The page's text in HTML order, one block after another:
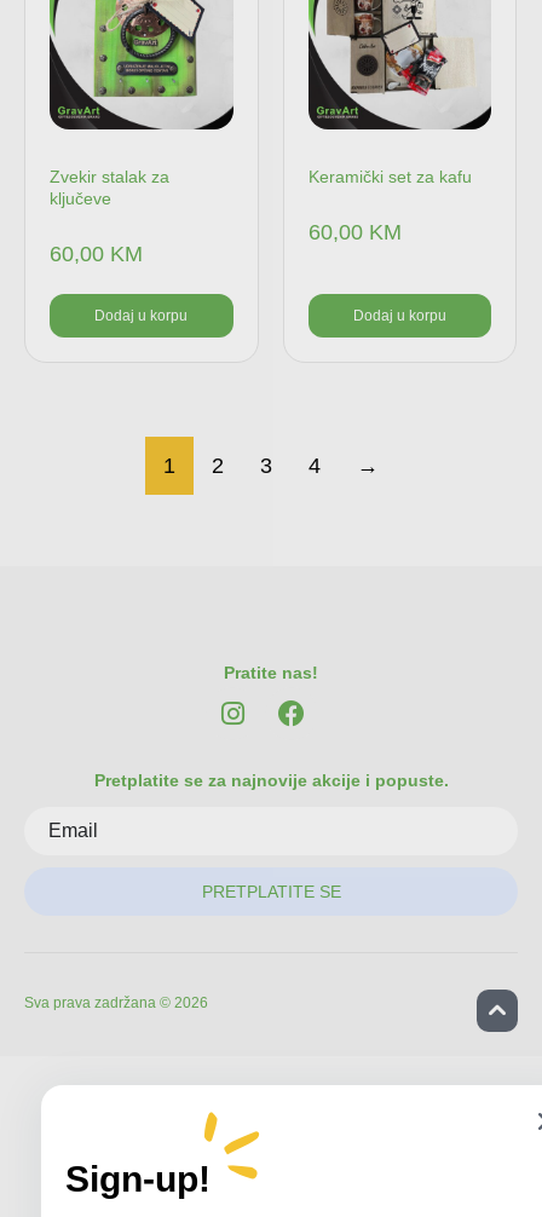
Zvekir stalak za
ključeve
60,00 KM
Dodaj u korpu
Keramički set za kafu
60,00 KM
Dodaj u korpu
1 2 3 4 →
Pratite nas!
Pretplatite se za najnovije akcije i popuste.
PRETPLATITE SE
Sva prava zadržana © 2026
Sign-up!